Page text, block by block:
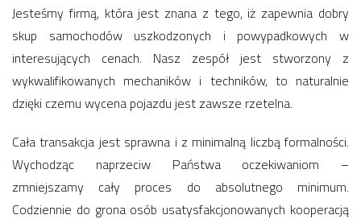
Jesteśmy firmą, która jest znana z tego, iż zapewnia dobry
skup samochodów uszkodzonych i powypadkowych w
interesujących cenach. Nasz zespół jest stworzony z
wykwalifikowanych mechaników i techników, to naturalnie
dzięki czemu wycena pojazdu jest zawsze rzetelna.
Cała transakcja jest sprawna i z minimalną liczbą formalności.
Wychodząc naprzeciw Państwa oczekiwaniom –
zmniejszamy cały proces do absolutnego minimum.
Codziennie do grona osób usatysfakcjonowanych kooperacją